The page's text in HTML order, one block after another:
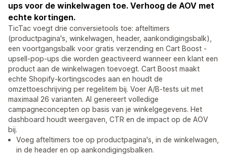
ups voor de winkelwagen toe. Verhoog de AOV met
echte kortingen.
TicTac voegt drie conversietools toe: afteltimers
(productpagina's, winkelwagen, header, aankondigingsbalk),
een voortgangsbalk voor gratis verzending en Cart Boost -
upsell-pop-ups die worden geactiveerd wanneer een klant een
product aan de winkelwagen toevoegt. Cart Boost maakt
echte Shopify-kortingscodes aan en houdt de
omzettoeschrijving per regelitem bij. Voer A/B-tests uit met
maximaal 26 varianten. AI genereert volledige
campagneconcepten op basis van je winkelgegevens. Het
dashboard houdt weergaven, CTR en de impact op de AOV
bij.
Voeg afteltimers toe op productpagina's, in de winkelwagen,
in de header en op aankondigingsbalken.